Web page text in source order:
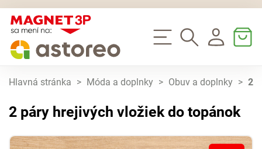
Hlavná stránka > Móda a doplnky > Obuv a doplnky > 2
2 páry hrejivých vložiek do topánok